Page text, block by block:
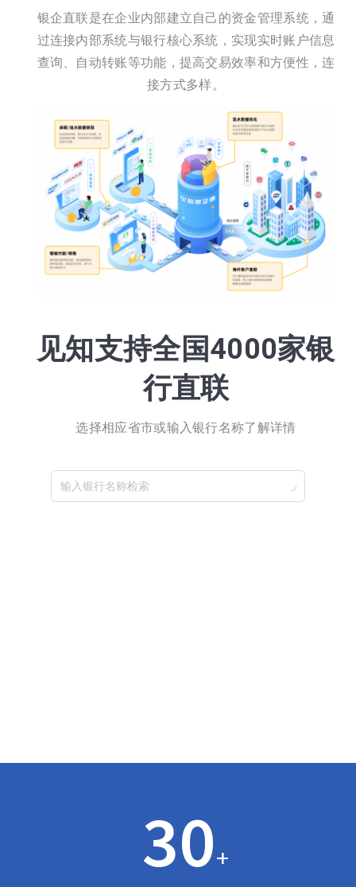
银企直联是在企业内部建立自己的资金管理系统，通
过连接内部系统与银行核心系统，实现实时账户信息
查询、自动转账等功能，提高交易效率和方便性，连
接方式多样。
见知支持全国4000家银
行直联
选择相应省市或输入银行名称了解详情
30+